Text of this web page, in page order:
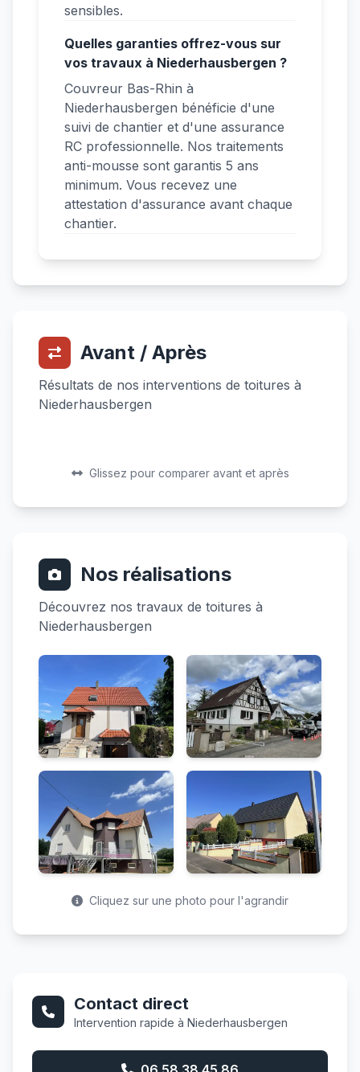
sensibles.
Quelles garanties offrez-vous sur
vos travaux à Niederhausbergen ?
Couvreur Bas-Rhin à
Niederhausbergen bénéficie d'une
suivi de chantier et d'une assurance
RC professionnelle. Nos traitements
anti-mousse sont garantis 5 ans
minimum. Vous recevez une
attestation d'assurance avant chaque
chantier.
Avant / Après
Résultats de nos interventions de toitures à
Niederhausbergen
Avant
Après
Glissez pour comparer avant et après
Nos réalisations
Découvrez nos travaux de toitures à
Niederhausbergen
Cliquez sur une photo pour l'agrandir
Contact direct
Intervention rapide à Niederhausbergen